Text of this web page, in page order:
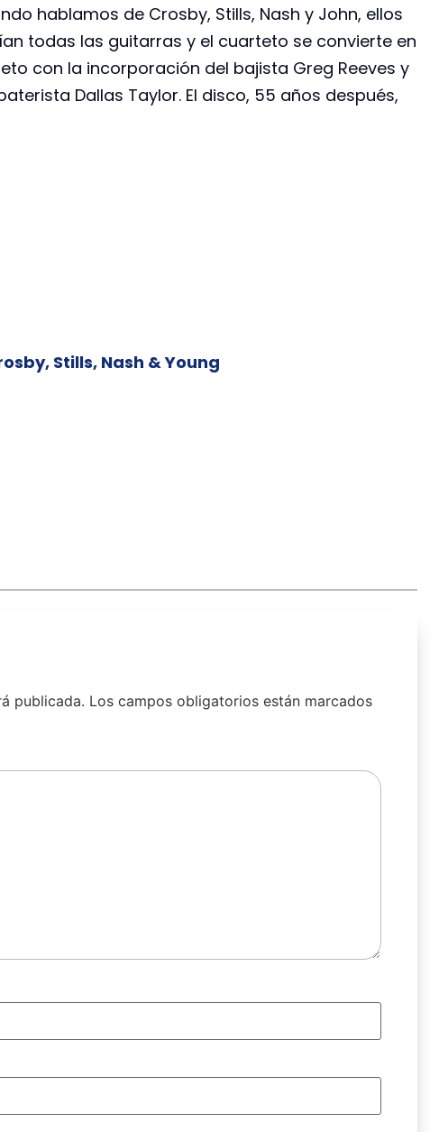
hablamos de Crosby, Stills, Nash y John, ellos
todas las guitarras y el cuarteto se convierte en
con la incorporación del bajista Greg Reeves y
Dallas Taylor. El disco, 55 años después,
Stills, Nash & Young
publicada. Los campos obligatorios están marcados